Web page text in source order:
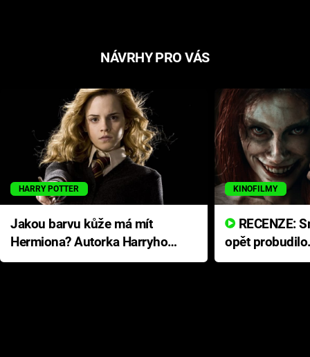
NÁVRHY PRO VÁS
HARRY POTTER
Jakou barvu kůže má mít
Hermiona? Autorka Harryho
Pottera přišla s ráznou
KINOFILMY
opět
přichází s